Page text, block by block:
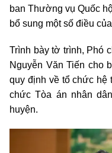
ban Thường vụ Quốc
bổ sung một số điều
Trình bày tờ trình, Phó
Nguyễn Văn Tiến cho
quy định về tổ chức hệ
chức Tòa án nhân
huyện.